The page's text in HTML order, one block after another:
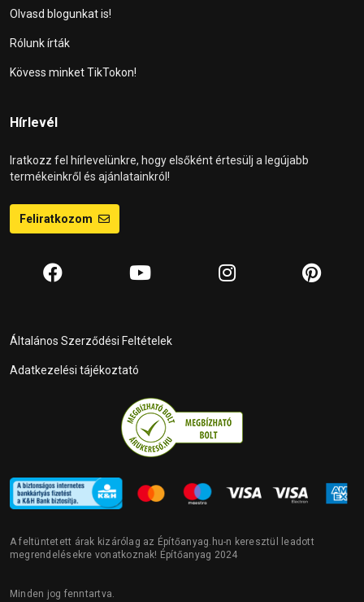
Olvasd blogunkat is!
Rólunk írták
Kövess minket TikTokon!
Hírlevél
Iratkozz fel hírlevelünkre, hogy elsőként értesülj a legújabb
termékeinkről és ajánlatainkról!
Feliratkozom
Általános Szerződési Feltételek
Adatkezelési tájékoztató
A feltüntetett árak kizárólag az Építőanyag.hu-n keresztül leadott
megrendelésekre vonatkoznak! Építőanyag 2024
Minden jog fenntartva.